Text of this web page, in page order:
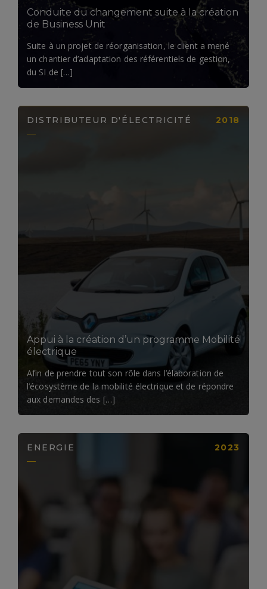
Conduite du changement suite à la création
de Business Unit
Suite à un projet de réorganisation, le client a mené
un chantier d’adaptation des référentiels de gestion,
du SI de […]
DISTRIBUTEUR D'ÉLECTRICITÉ 2018
Appui à la création d’un programme Mobilité
électrique
Afin de prendre tout son rôle dans l’élaboration de
l’écosystème de la mobilité électrique et de répondre
aux demandes des […]
ENERGIE 2023